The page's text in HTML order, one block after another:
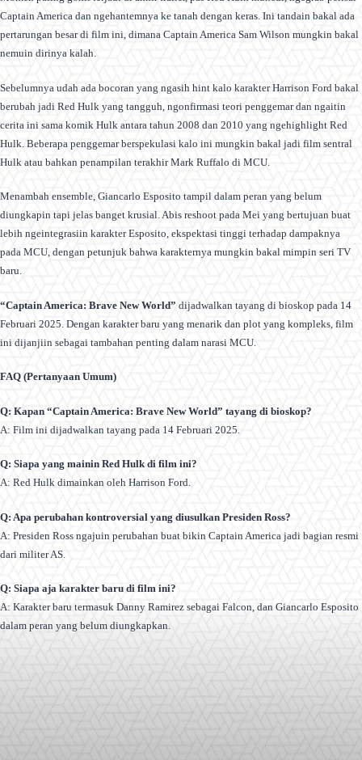
Captain America dan ngehantemnya ke tanah dengan keras. Ini tandain bakal ada
pertarungan besar di film ini, dimana Captain America Sam Wilson mungkin bakal
nemuin dirinya kalah.
Sebelumnya udah ada bocoran yang ngasih hint kalo karakter Harrison Ford bakal
berubah jadi Red Hulk yang tangguh, ngonfirmasi teori penggemar dan ngaitin
cerita ini sama komik Hulk antara tahun 2008 dan 2010 yang ngehighlight Red
Hulk. Beberapa penggemar berspekulasi kalo ini mungkin bakal jadi film sentral
Hulk atau bahkan penampilan terakhir Mark Ruffalo di MCU.
Menambah ensemble, Giancarlo Esposito tampil dalam peran yang belum
diungkapin tapi jelas banget krusial. Abis reshoot pada Mei yang bertujuan buat
lebih ngeintegrasiin karakter Esposito, ekspektasi tinggi terhadap dampaknya
pada MCU, dengan petunjuk bahwa karakternya mungkin bakal mimpin seri TV
baru.
“Captain America: Brave New World” dijadwalkan tayang di bioskop pada 14
Februari 2025. Dengan karakter baru yang menarik dan plot yang kompleks, film
ini dijanjiin sebagai tambahan penting dalam narasi MCU.
FAQ (Pertanyaan Umum)
Q: Kapan “Captain America: Brave New World” tayang di bioskop?
A: Film ini dijadwalkan tayang pada 14 Februari 2025.
Q: Siapa yang mainin Red Hulk di film ini?
A: Red Hulk dimainkan oleh Harrison Ford.
Q: Apa perubahan kontroversial yang diusulkan Presiden Ross?
A: Presiden Ross ngajuin perubahan buat bikin Captain America jadi bagian resmi
dari militer AS.
Q: Siapa aja karakter baru di film ini?
A: Karakter baru termasuk Danny Ramirez sebagai Falcon, dan Giancarlo Esposito
dalam peran yang belum diungkapkan.